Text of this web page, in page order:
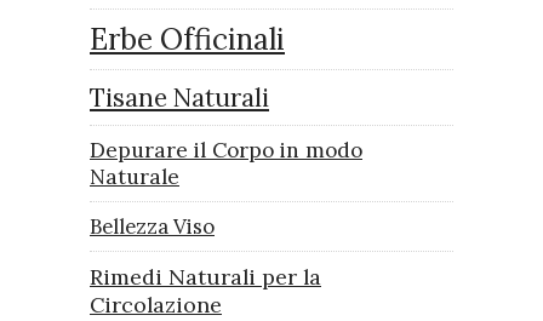
Erbe Officinali
Tisane Naturali
Depurare il Corpo in modo
Naturale
Bellezza Viso
Rimedi Naturali per la
Circolazione